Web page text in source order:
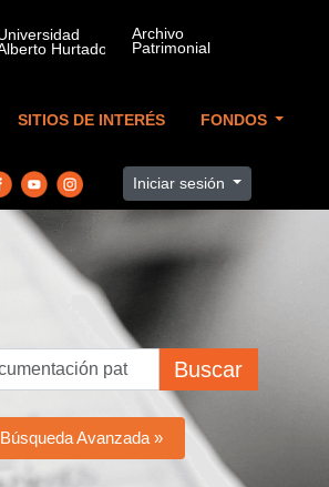
SITIOS DE INTERÉS FONDOS
Iniciar sesión
Buscar
Búsqueda Avanzada »